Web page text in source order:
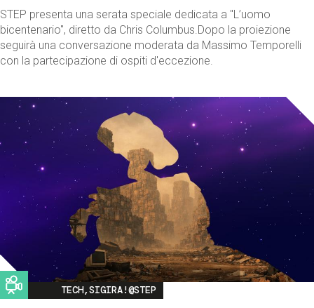
STEP presenta una serata speciale dedicata a "L’uomo
bicentenario", diretto da Chris Columbus.Dopo la proiezione
seguirà una conversazione moderata da Massimo Temporelli
con la partecipazione di ospiti d'eccezione.
Image
TECH,SIGIRA!@STEP